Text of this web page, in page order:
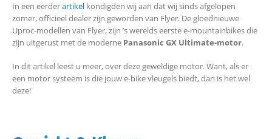
In een eerderartikel kondigden wij aan dat wij sinds afgelopen
zomer, officieel dealer zijn geworden van Flyer. De gloednieuwe
Uproc-modellen van Flyer, zijn ’s werelds eerste e-mountainbikes die
zijn uitgerust met de moderne Panasonic GX Ultimate-motor.
In dit artikel leest u meer, over deze geweldige motor. Want, als er
een motor systeem is die jouw e-bike vleugels biedt, dan is het wel
deze!